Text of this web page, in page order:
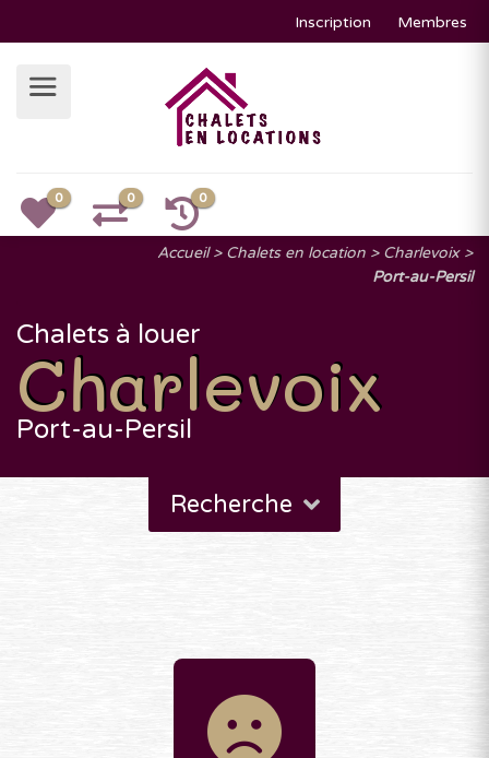
Inscription Membres
0 0 0
Accueil Chalets en location
Charlevoix
Port-au-Persil
Chalets à louer
Charlevoix
Port-au-Persil
Recherche